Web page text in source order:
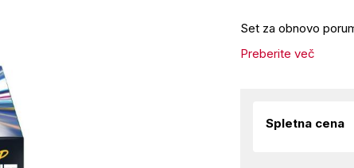
Set za obnovo
Preberite več
Spletna cena